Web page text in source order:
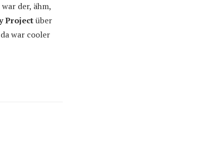
der, ähm,
Projectüber
war cooler